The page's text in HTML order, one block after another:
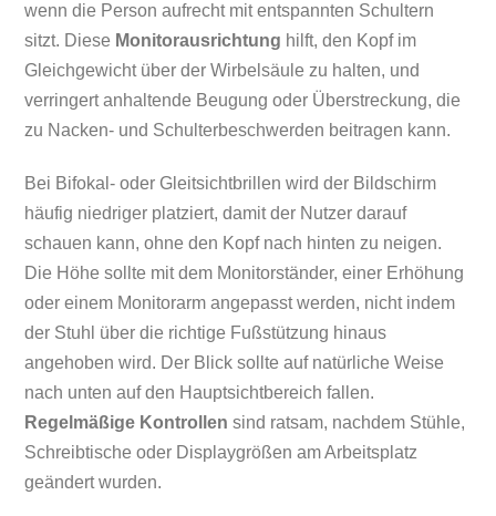
wenn die Person aufrecht mit entspannten Schultern
sitzt. Diese Monitorausrichtung hilft, den Kopf im
Gleichgewicht über der Wirbelsäule zu halten, und
verringert anhaltende Beugung oder Überstreckung, die
zu Nacken- und Schulterbeschwerden beitragen kann.
Bei Bifokal- oder Gleitsichtbrillen wird der Bildschirm
häufig niedriger platziert, damit der Nutzer darauf
schauen kann, ohne den Kopf nach hinten zu neigen.
Die Höhe sollte mit dem Monitorständer, einer Erhöhung
oder einem Monitorarm angepasst werden, nicht indem
der Stuhl über die richtige Fußstützung hinaus
angehoben wird. Der Blick sollte auf natürliche Weise
nach unten auf den Hauptsichtbereich fallen.
Regelmäßige Kontrollen sind ratsam, nachdem Stühle,
Schreibtische oder Displaygrößen am Arbeitsplatz
geändert wurden.